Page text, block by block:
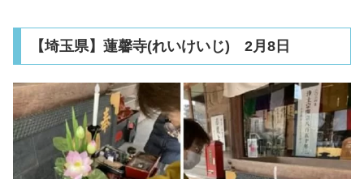
【埼玉県】蓮馨寺(れいけいじ) 2月8日